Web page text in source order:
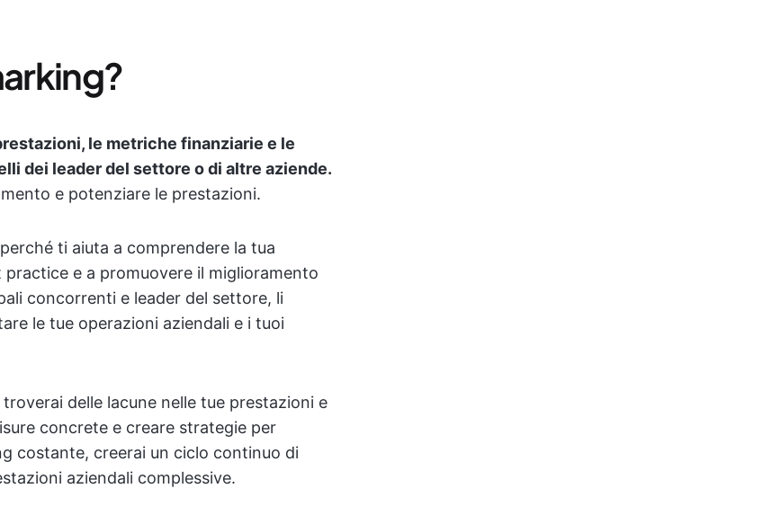
le metriche finanziarie e le
dei leader del settore o di altre aziende.
e potenziare le prestazioni.
ti aiuta a comprendere la tua
e a promuovere il miglioramento
concorrenti e leader del settore, li
le tue operazioni aziendali e i tuoi
delle lacune nelle tue prestazioni e
concrete e creare strategie per
costante, creerai un ciclo continuo di
aziendali complessive.